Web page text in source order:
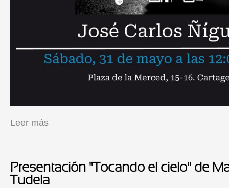
Leer más
Presentación "Tocando el cielo" de
Tudela